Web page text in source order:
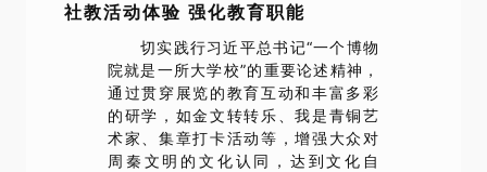
社教活动体验 强化教育职能
切实践行习近平总书记“一个博物
院就是一所大学校”的重要论述精神，
通过贯穿展览的教育互动和丰富多彩
的研学，如金文转转乐、我是青铜艺
术家、集章打卡活动等，增强大众对
周秦文明的文化认同，达到文化自